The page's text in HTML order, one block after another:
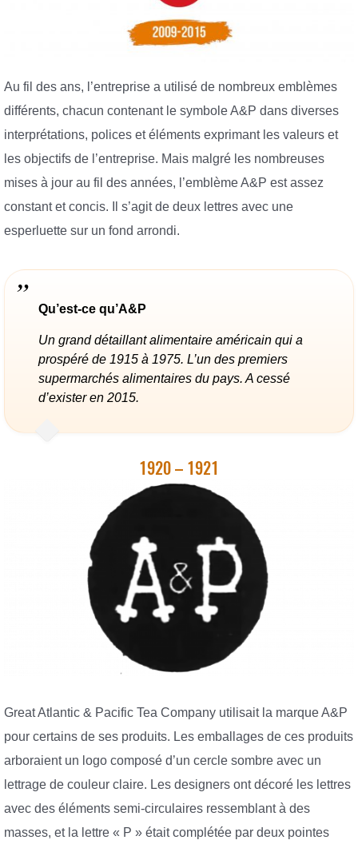
Au fil des ans, l’entreprise a utilisé de nombreux emblèmes
différents, chacun contenant le symbole A&P dans diverses
interprétations, polices et éléments exprimant les valeurs et
les objectifs de l’entreprise. Mais malgré les nombreuses
mises à jour au fil des années, l’emblème A&P est assez
constant et concis. Il s’agit de deux lettres avec une
esperluette sur un fond arrondi.
Qu’est-ce qu’A&P
Un grand détaillant alimentaire américain qui a
prospéré de 1915 à 1975. L’un des premiers
supermarchés alimentaires du pays. A cessé
d’exister en 2015.
1920 – 1921
Great Atlantic & Pacific Tea Company utilisait la marque A&P
pour certains de ses produits. Les emballages de ces produits
arboraient un logo composé d’un cercle sombre avec un
lettrage de couleur claire. Les designers ont décoré les lettres
avec des éléments semi-circulaires ressemblant à des
masses, et la lettre « P » était complétée par deux pointes